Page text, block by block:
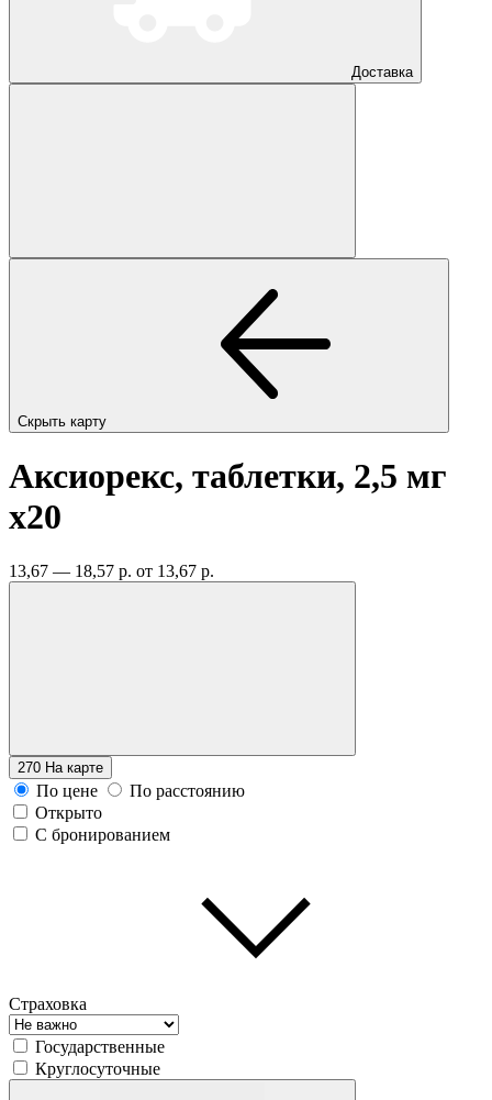
Доставка
Скрыть карту
Аксиорекс, таблетки, 2,5 мг
x20
13,67 — 18,57 р. от 13,67 р.
270 На карте
По цене
По расстоянию
Открыто
С бронированием
Страховка
Государственные
Круглосуточные